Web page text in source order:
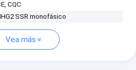
CQC
SSR monofásico
Vea más